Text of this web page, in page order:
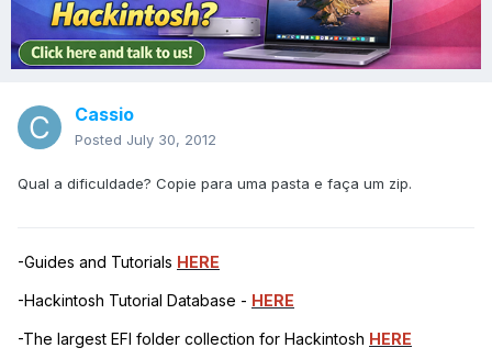
Cassio
Posted July 30, 2012
Qual a dificuldade? Copie para uma pasta e faça um zip.
-Guides and Tutorials HERE
-Hackintosh Tutorial Database - HERE
-The largest EFI folder collection for Hackintosh HERE